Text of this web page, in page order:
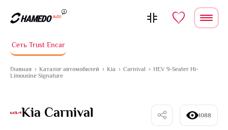
Сеть Trust Encar
Главная Каталог автомобилей Kia Carnival
HEV 9-Seater Hi-
Limousine Signature
Kia Carnival 1088